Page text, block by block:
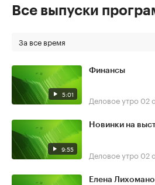
Все выпуски
За все время
5:01
Финансы
Деловое утро 02
9:55
Новинки на
Деловое утро 02
Елена